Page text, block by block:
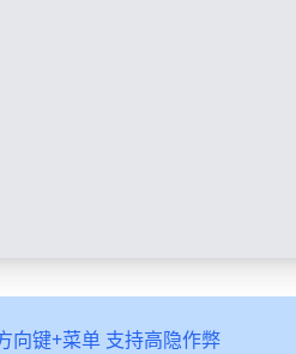
向键+菜单 支持高隐作弊